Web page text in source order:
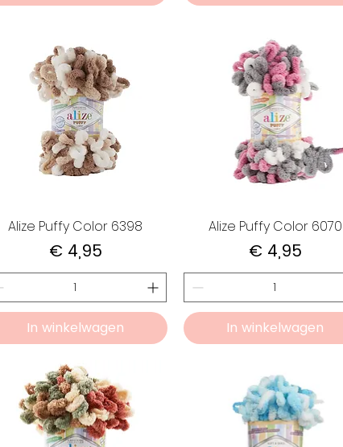
Alize Puffy Color 6398
Prijs
€ 4,95
In winkelwagen
Alize Puffy Color 6070
Prijs
€ 4,95
In winkelwagen